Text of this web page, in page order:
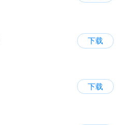
下载
下载